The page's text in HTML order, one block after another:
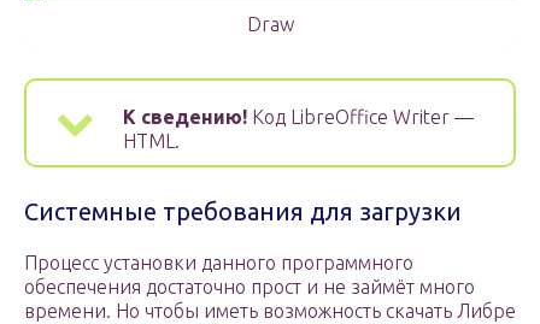
Draw
К сведению! Код LibreOffice Writer —
HTML.
Системные требования для загрузки
Процесс установки данного программного
обеспечения достаточно прост и не займёт много
времени. Но чтобы иметь возможность скачать Либре